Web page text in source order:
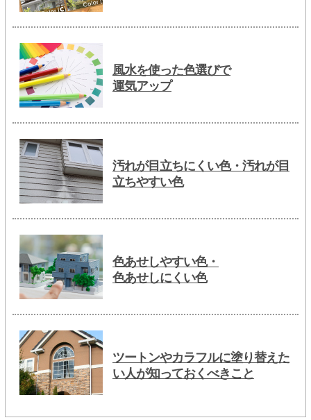
風水を使った色選びで
運気アップ
汚れが目立ちにくい色・汚れが目
立ちやすい色
色あせしやすい色・
色あせしにくい色
ツートンやカラフルに塗り替えた
い人が知っておくべきこと